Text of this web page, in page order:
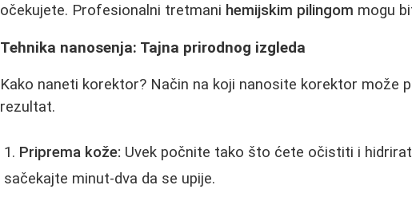
očekujete. Profesionalni tretmani hemijskim pilingom mogu
Tehnika nanosenja: Tajna prirodnog izgleda
Kako naneti korektor? Način na koji nanosite korektor može
rezultat.
Priprema kože: Uvek počnite tako što ćete očistiti i
sačekajte minut-dva da se upije.